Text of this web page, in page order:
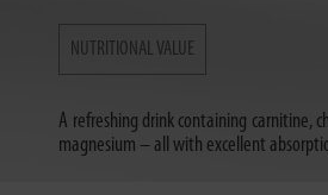
NUTRITIONAL VALUE
A refreshing drink containing carnitine,
magnesium – all with excellent